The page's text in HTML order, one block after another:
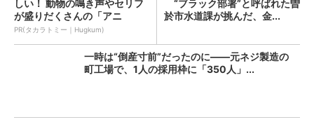
しい！ 動物の鳴き声やセリフ
が盛りだくさんの「アニ
ア ...
PR(タカラトミー｜Hugkum)
“ブラック部署”と呼ばれた曽
於市水道課が挑んだ、金...
一時は“倒産寸前”だったのに――元ネジ製造の
町工場で、1人の採用枠に「350人」...